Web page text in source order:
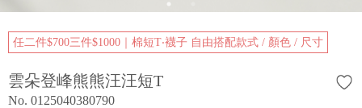
任二件$700三件$1000｜棉短T‧襪子 自由搭配款式 / 顏色 / 尺寸
雲朵登峰熊熊汪汪短T
No. 0125040380790